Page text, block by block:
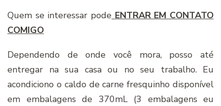
Quem se interessar pode ENTRAR EM CONTATO
COMIGO
Dependendo de onde você mora, posso até
entregar na sua casa ou no seu trabalho. Eu
acondiciono o caldo de carne fresquinho disponível
em embalagens de 370mL (3 embalagens eu